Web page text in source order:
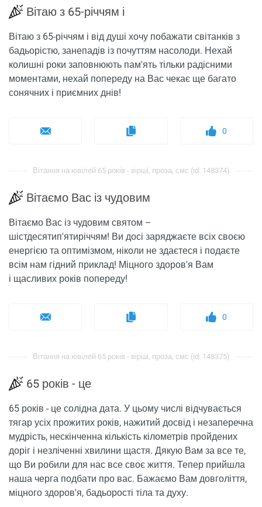
Вітаю з 65-річчям і
Вітаю з 65-річчям і від душі хочу побажати світанків з
бадьорістю, занепадів із почуттям насолоди. Нехай
колишні роки заповнюють пам'ять тільки радісними
моментами, нехай попереду на Вас чекає ще багато
сонячних і приємних днів!
0
Вітання на ювілей 65 років - вірші, проза, смс (id: 148374)
Вітаємо Вас із чудовим
Вітаємо Вас із чудовим святом –
шістдесятип'ятиріччям! Ви досі заряджаєте всіх своєю
енергією та оптимізмом, ніколи не здаєтеся і подаєте
всім нам гідний приклад! Міцного здоров'я Вам
і щасливих років попереду!
0
Вітання на ювілей 65 років - вірші, проза, смс (id: 148375)
65 років - це
65 років - це солідна дата. У цьому числі відчувається
тягар усіх прожитих років, нажитий досвід і незаперечна
мудрість, нескінченна кількість кілометрів пройдених
доріг і незліченні хвилини щастя. Дякую Вам за все те,
що Ви робили для нас все своє життя. Тепер прийшла
наша черга подбати про вас. Бажаємо Вам довголіття,
міцного здоров'я, бадьорості тіла та духу.